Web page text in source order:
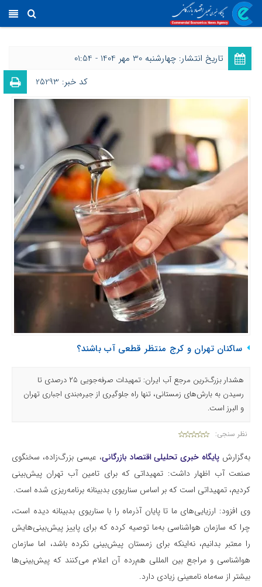
تاریخ انتشار: چهارشنبه 30 مهر 1404 - 01:54
کد خبر: 25293
ساکنان تهران و کرج منتظر قطعی آب باشند؟
هشدار بزرگ‌ترین مرجع آب ایران: تمهیدات صرفه‌جویی ۲۵ درصدی تا
رسیدن به بارش‌های زمستانی، تنها راه جلوگیری از جیره‌بندی اجباری تهران
و البرز است.
نظر سنجی:
به‌گزارش پایگاه خبری تحلیلی اقتصاد بازرگانی، عیسی بزرگ‌زاده، سخنگوی
صنعت آب اظهار داشت: تمهیداتی که برای تامین آب تهران پیش‌بینی
کردیم، تمهیداتی است که بر اساس سناریوی بدبینانه برنامه‌ریزی شده است.
وی افزود: ارزیایی‌های ما تا پایان آذرماه را با سناریوی بدبینانه دیده است،
چرا که سازمان هواشناسی به‌ما توصیه کرده که برای پاییز پیش‌بینی‌هایش
را معتبر بدانیم، نه‌اینکه برای زمستان پیش‌بینی نکرده باشد، اما سازمان
هواشناسی و مراجع بین المللی هم‌رده آن اعلام می‌کنند که پیش‌بینی‌ها
بیشتر از سه‌ماه نامعینی زیادی دارد.